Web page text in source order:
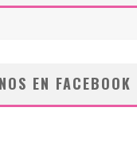
EN FACEBOOK